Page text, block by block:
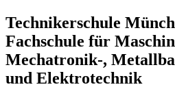
Technikerschule
Fachschule für
Mechatronik-,
und Elektrotechnik